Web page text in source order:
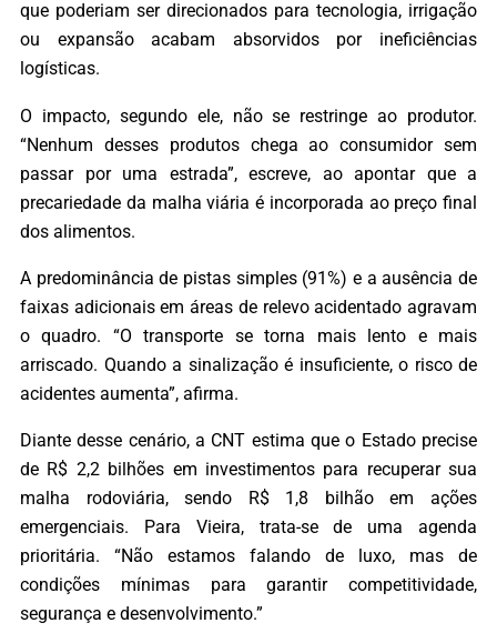
que poderiam ser direcionados para tecnologia, irrigação
ou expansão acabam absorvidos por ineficiências
logísticas.
O impacto, segundo ele, não se restringe ao produtor.
“Nenhum desses produtos chega ao consumidor sem
passar por uma estrada”, escreve, ao apontar que a
precariedade da malha viária é incorporada ao preço final
dos alimentos.
A predominância de pistas simples (91%) e a ausência de
faixas adicionais em áreas de relevo acidentado agravam
o quadro. “O transporte se torna mais lento e mais
arriscado. Quando a sinalização é insuficiente, o risco de
acidentes aumenta”, afirma.
Diante desse cenário, a CNT estima que o Estado precise
de R$ 2,2 bilhões em investimentos para recuperar sua
malha rodoviária, sendo R$ 1,8 bilhão em ações
emergenciais. Para Vieira, trata-se de uma agenda
prioritária. “Não estamos falando de luxo, mas de
condições mínimas para garantir competitividade,
segurança e desenvolvimento.”